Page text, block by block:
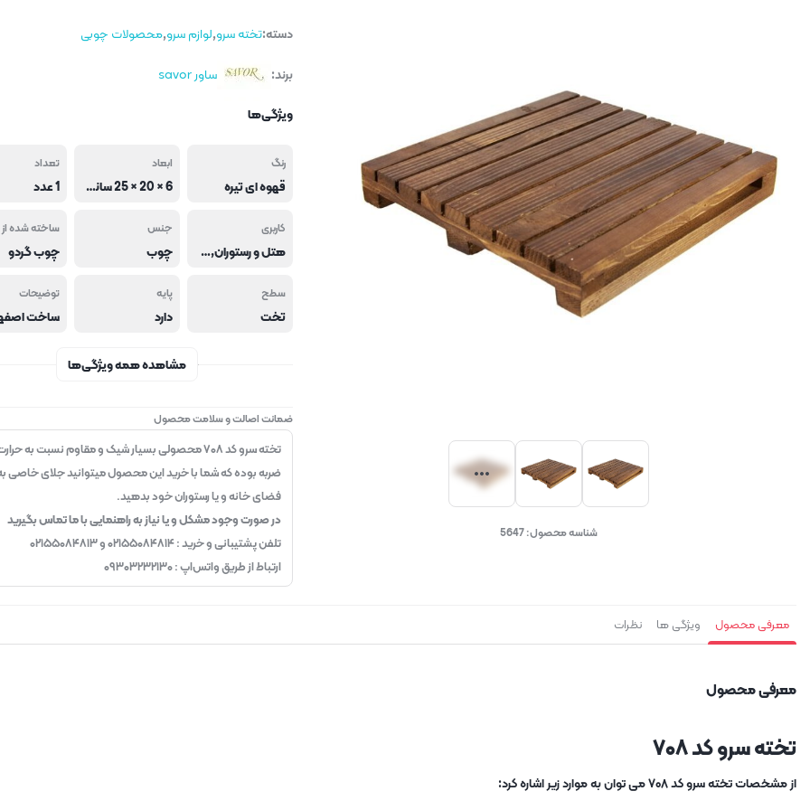
شناسه محصول:5647
دسته:تخته سرو,لوازم سرو,محصولات چوبی
برند:
ساور savor
ویژگی‌ها
رنگ
قهوه ای تیره
ابعاد
6 × 20 × 25 سانتی متر
تعداد
1 عدد
کاربری
هتل و رستوران,فست فود و کافی شاپ
جنس
چوب
ساخته شده از
چوب گردو
سطح
تخت
پایه
دارد
توضیحات
ساخت
مشاهده همه ویژگی‌ها
ضمانت اصالت و سلامت محصول
تخته سرو کد ۷۰۸ محصولی بسیار شیک و مقاوم نسبت به
ضربه بوده که شما با خرید این محصول میتوانید جلای خاصی
فضای خانه و یا رستوران خود بدهید.
در صورت وجود مشکل و یا نیاز به راهنمایی با ما تماس بگیرید
تلفن پشتیبانی و خرید : ۰۲۱۵۵۰۸۴۸۱۴ و ۰۲۱۵۵۰۸۴۸۱۳
ارتباط از طریق واتس‌اپ : ۰۹۳۰۳۲۳۲۱۳۰
معرفی محصول ویژگی ها نظرات
معرفی محصول
تخته سرو کد ۷۰۸
از مشخصات تخته سرو کد ۷۰۸ می توان به موارد زیر اشاره کرد: